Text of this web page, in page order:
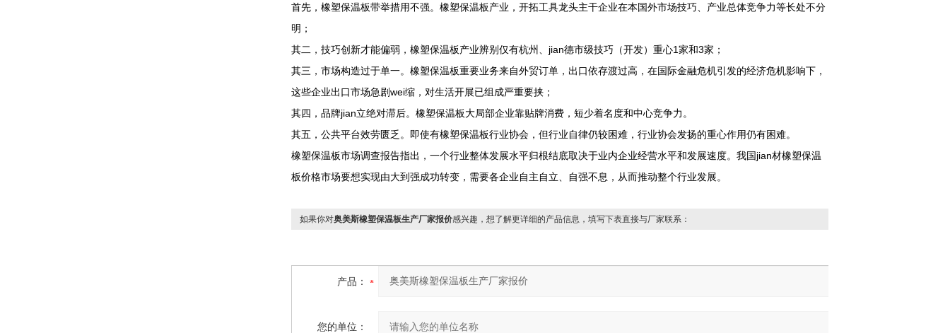
首先，橡塑保温板带举措用不强。橡塑保温板产业，开拓工具龙头主干企业在本国外市场技巧、产业总体竞争力等长处不分
明；
其二，技巧创新才能偏弱，橡塑保温板产业辨别仅有杭州、jian德市级技巧（开发）重心1家和3家；
其三，市场构造过于单一。橡塑保温板重要业务来自外贸订单，出口依存渡过高，在国际金融危机引发的经济危机影响下，
这些企业出口市场急剧wei缩，对生活开展已组成严重要挟；
其四，品牌jian立绝对滞后。橡塑保温板大局部企业靠贴牌消费，短少着名度和中心竞争力。
其五，公共平台效劳匮乏。即使有橡塑保温板行业协会，但行业自律仍较困难，行业协会发扬的重心作用仍有困难。
橡塑保温板市场调查报告指出，一个行业整体发展水平归根结底取决于业内企业经营水平和发展速度。我国jian材橡塑保温
板价格市场要想实现由大到强成功转变，需要各企业自主自立、自强不息，从而推动整个行业发展。
如果你对奥美斯橡塑保温板生产厂家报价感兴趣，想了解更详细的产品信息，填写下表直接与厂家联系：
产品：
您的单位：